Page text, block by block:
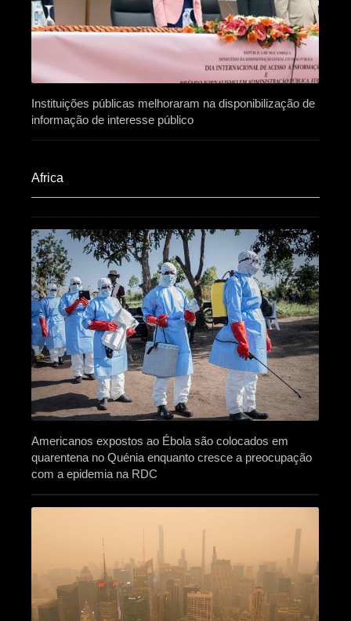
Instituições públicas melhoraram na disponibilização de
informação de interesse público
Africa​
Americanos expostos ao Ébola são colocados em
quarentena no Quénia enquanto cresce a preocupação
com a epidemia na RDC